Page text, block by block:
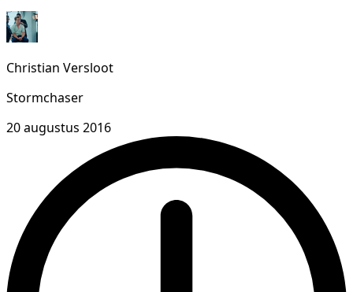
Christian Versloot
Stormchaser
20 augustus 2016